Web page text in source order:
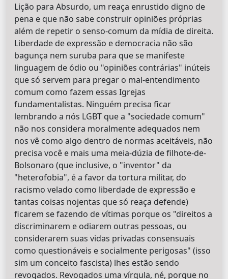
Lição para Absurdo, um reaça enrustido digno de
pena e que não sabe construir opiniões próprias
além de repetir o senso-comum da mídia de direita.
Liberdade de expressão e democracia não são
bagunça nem suruba para que se manifeste
linguagem de ódio ou "opiniões contrárias" inúteis
que só servem para pregar o mal-entendimento
comum como fazem essas Igrejas
fundamentalistas. Ninguém precisa ficar
lembrando a nós LGBT que a "sociedade comum"
não nos considera moralmente adequados nem
nos vê como algo dentro de normas aceitáveis, não
precisa você e mais uma meia-dúzia de filhote-de-
Bolsonaro (que inclusive, o "inventor" da
"heterofobia", é a favor da tortura militar, do
racismo velado como liberdade de expressão e
tantas coisas nojentas que só reaça defende)
ficarem se fazendo de vítimas porque os "direitos a
discriminarem e odiarem outras pessoas, ou
considerarem suas vidas privadas consensuais
como questionáveis e socialmente perigosas" (isso
sim um conceito fascista) lhes estão sendo
revogados. Revogados uma vírgula, né, porque no